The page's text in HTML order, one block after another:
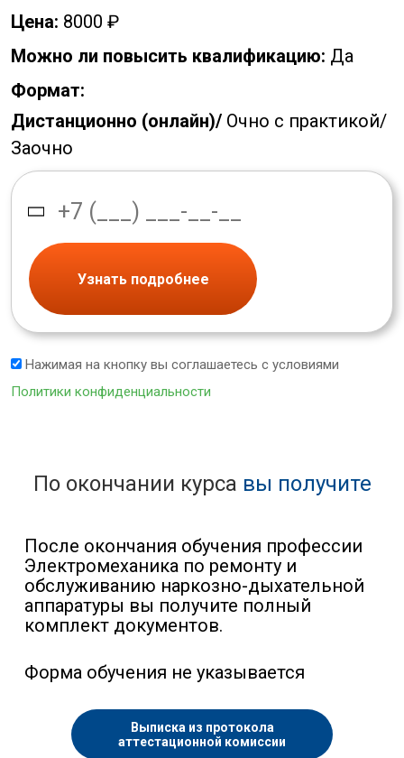
Цена: 8000 ₽
Можно ли повысить квалификацию: Да
Формат:
Дистанционно (онлайн)/ Очно с практикой/
Заочно
Узнать подробнее
Нажимая на кнопку вы соглашаетесь с условиями
Политики конфиденциальности
По окончании курса вы получите
После окончания обучения профессии
Электромеханика по ремонту и
обслуживанию наркозно-дыхательной
аппаратуры вы получите полный
комплект документов.
Форма обучения не указывается
Выписка из протокола
аттестационной комиссии